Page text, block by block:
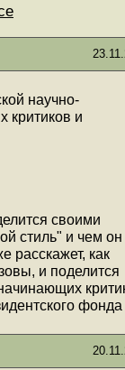
научно-
критиков и
своими
стиль" и чем он
расскажет, как
и поделится
фонда